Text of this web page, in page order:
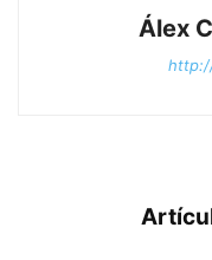
Álex